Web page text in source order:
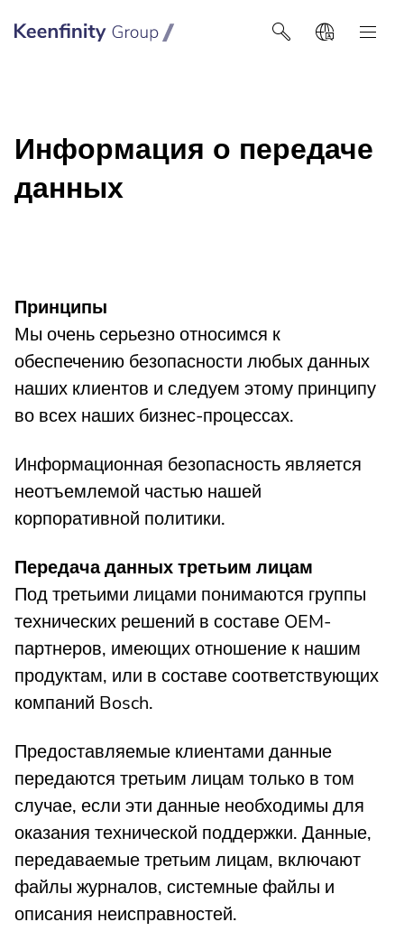
Keenfinity Group I Poland / Ukraine / Central Asia
Информация о передаче
данных
Принципы
Мы очень серьезно относимся к
обеспечению безопасности любых данных
наших клиентов и следуем этому принципу
во всех наших бизнес-процессах.
Информационная безопасность является
неотъемлемой частью нашей
корпоративной политики.
Передача данных третьим лицам
Под третьими лицами понимаются группы
технических решений в составе OEM-
партнеров, имеющих отношение к нашим
продуктам, или в составе соответствующих
компаний Bosch.
Предоставляемые клиентами данные
передаются третьим лицам только в том
случае, если эти данные необходимы для
оказания технической поддержки. Данные,
передаваемые третьим лицам, включают
файлы журналов, системные файлы и
описания неисправностей.